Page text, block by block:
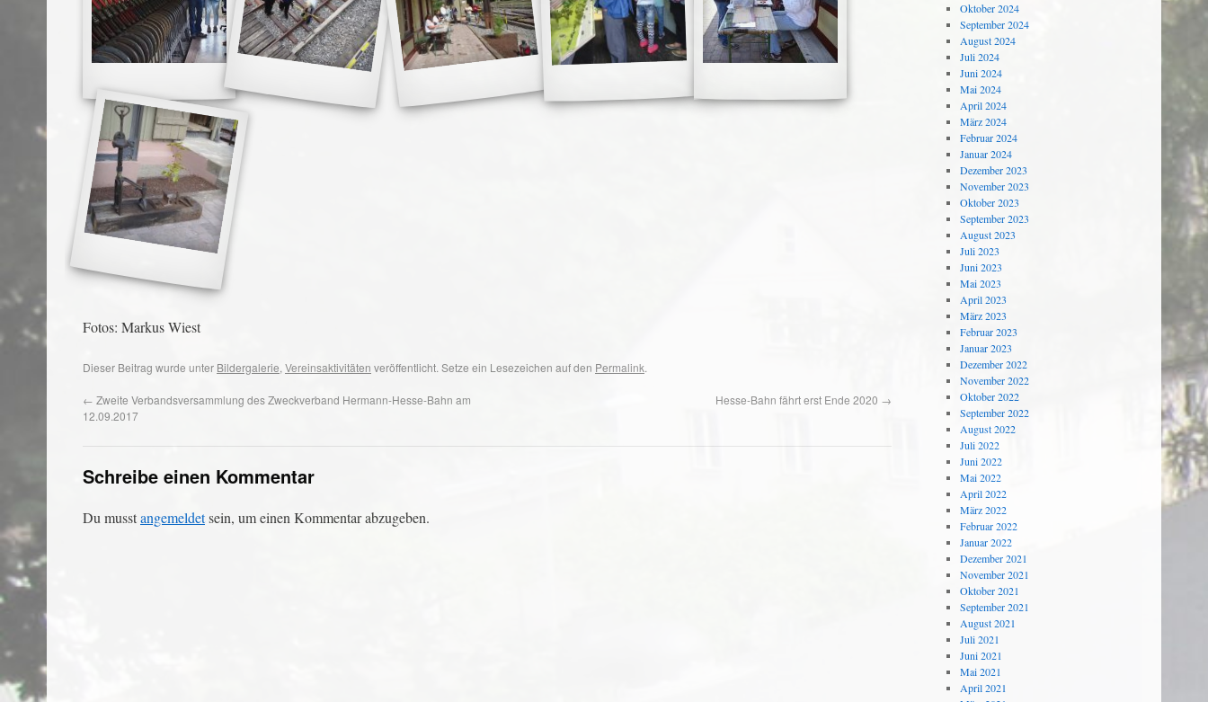
Fotos: Markus Wiest
Dieser Beitrag wurde unter Bildergalerie, Vereinsaktivitäten veröffentlicht. Setze ein Lesezeichen auf den Permalink.
← Zweite Verbandsversammlung des Zweckverband Hermann-Hesse-Bahn am
12.09.2017
Hesse-Bahn fährt erst Ende 2020 →
Schreibe einen Kommentar
Du musstangemeldetsein, um einen Kommentar abzugeben.
Oktober 2024
September 2024
August 2024
Juli 2024
Juni 2024
Mai 2024
April 2024
März 2024
Februar 2024
Januar 2024
Dezember 2023
November 2023
Oktober 2023
September 2023
August 2023
Juli 2023
Juni 2023
Mai 2023
April 2023
März 2023
Februar 2023
Januar 2023
Dezember 2022
November 2022
Oktober 2022
September 2022
August 2022
Juli 2022
Juni 2022
Mai 2022
April 2022
März 2022
Februar 2022
Januar 2022
Dezember 2021
November 2021
Oktober 2021
September 2021
August 2021
Juli 2021
Juni 2021
Mai 2021
April 2021